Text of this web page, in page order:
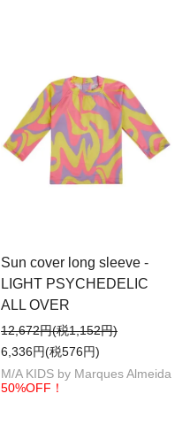
Sun cover long sleeve -
LIGHT PSYCHEDELIC
ALL OVER
12,672円(税1,152円)
6,336円(税576円)
M/A KIDS by Marques Almeida
50%OFF！